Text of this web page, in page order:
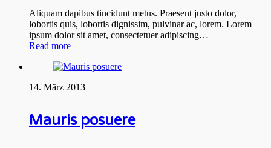
Aliquam dapibus tincidunt metus. Praesent justo dolor,
lobortis quis, lobortis dignissim, pulvinar ac, lorem. Lorem
ipsum dolor sit amet, consectetuer adipiscing…
Read more
14. März 2013
Mauris posuere